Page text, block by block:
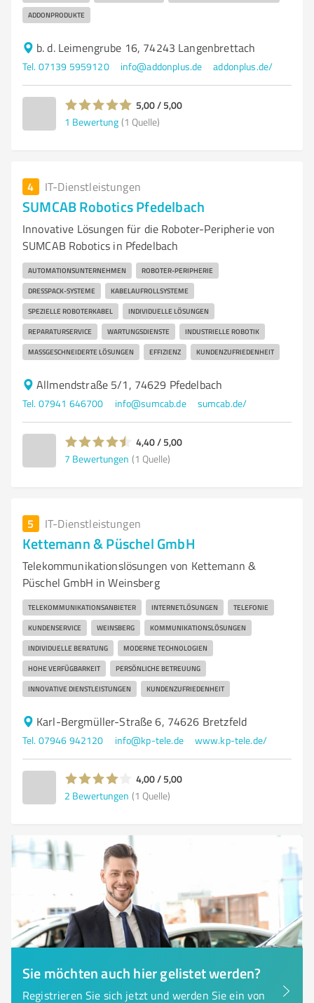
ADDONPRODUKTE
b. d. Leimengrube 16, 74243 Langenbrettach
Tel. 07139 5959120 info@addonplus.de addonplus.de/
5,00 / 5,00
1 Bewertung (1 Quelle)
4 IT-Dienstleistungen
SUMCAB Robotics Pfedelbach
Innovative Lösungen für die Roboter-Peripherie von
SUMCAB Robotics in Pfedelbach
AUTOMATIONSUNTERNEHMEN ROBOTER-PERIPHERIE
DRESSPACK-SYSTEME KABELAUFROLLSYSTEME
SPEZIELLE ROBOTERKABEL INDIVIDUELLE LÖSUNGEN
REPARATURSERVICE WARTUNGSDIENSTE INDUSTRIELLE ROBOTIK
MASSGESCHNEIDERTE LÖSUNGEN EFFIZIENZ KUNDENZUFRIEDENHEIT
Allmendstraße 5/1, 74629 Pfedelbach
Tel. 07941 646700 info@sumcab.de sumcab.de/
4,40 / 5,00
7 Bewertungen (1 Quelle)
5 IT-Dienstleistungen
Kettemann & Püschel GmbH
Telekommunikationslösungen von Kettemann &
Püschel GmbH in Weinsberg
TELEKOMMUNIKATIONSANBIETER INTERNETLÖSUNGEN TELEFONIE
KUNDENSERVICE WEINSBERG KOMMUNIKATIONSLÖSUNGEN
INDIVIDUELLE BERATUNG MODERNE TECHNOLOGIEN
HOHE VERFÜGBARKEIT PERSÖNLICHE BETREUUNG
INNOVATIVE DIENSTLEISTUNGEN KUNDENZUFRIEDENHEIT
Karl-Bergmüller-Straße 6, 74626 Bretzfeld
Tel. 07946 942120 info@kp-tele.de www.kp-tele.de/
4,00 / 5,00
2 Bewertungen (1 Quelle)
Sie möchten auch hier gelistet werden?
Registrieren Sie sich jetzt und werden Sie ein von